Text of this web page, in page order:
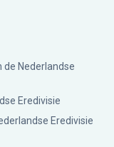
de Nederlandse
Eredivisie
Eredivisie